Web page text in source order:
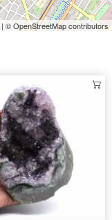
| © OpenStreetMap contributors